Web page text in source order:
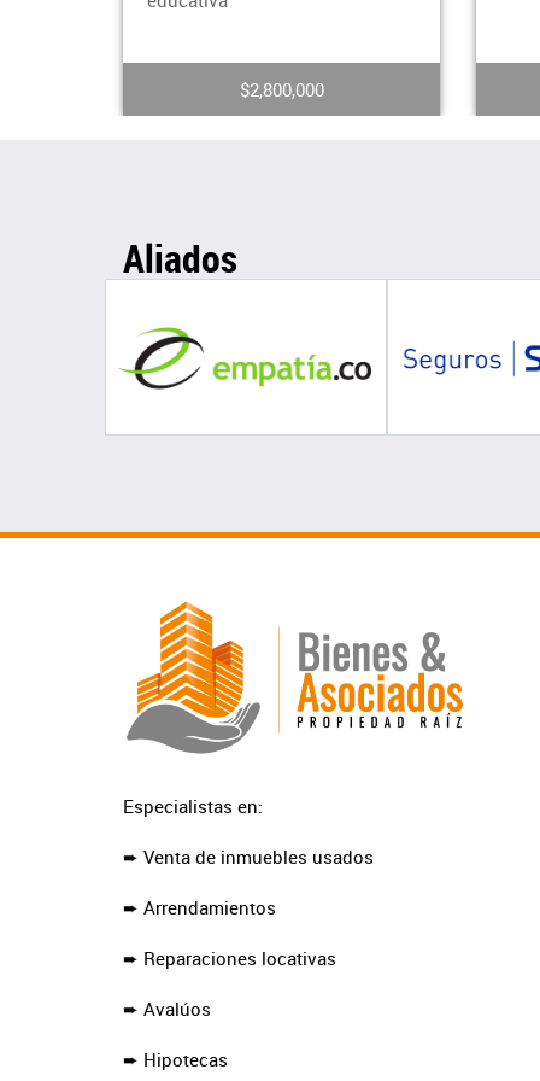
$5,500,000
Aliados
Especialistas en:
➨ Venta de inmuebles usados
➨ Arrendamientos
➨ Reparaciones locativas
➨ Avalúos
➨ Hipotecas